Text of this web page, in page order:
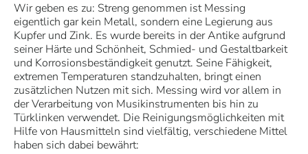
Wir geben es zu: Streng genommen ist Messing
eigentlich gar kein Metall, sondern eine Legierung aus
Kupfer und Zink. Es wurde bereits in der Antike aufgrund
seiner Härte und Schönheit, Schmied- und Gestaltbarkeit
und Korrosionsbeständigkeit genutzt. Seine Fähigkeit,
extremen Temperaturen standzuhalten, bringt einen
zusätzlichen Nutzen mit sich. Messing wird vor allem in
der Verarbeitung von Musikinstrumenten bis hin zu
Türklinken verwendet. Die Reinigungsmöglichkeiten mit
Hilfe von Hausmitteln sind vielfältig, verschiedene Mittel
haben sich dabei bewährt: